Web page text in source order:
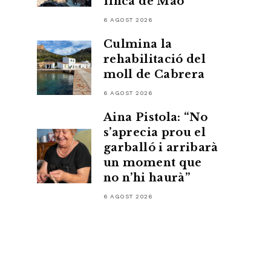
6 AGOST 2026
Culmina la
rehabilitació del
moll de Cabrera
6 AGOST 2026
Aina Pistola: “No
s’aprecia prou el
garballó i arribarà
un moment que
no n’hi haurà”
6 AGOST 2026